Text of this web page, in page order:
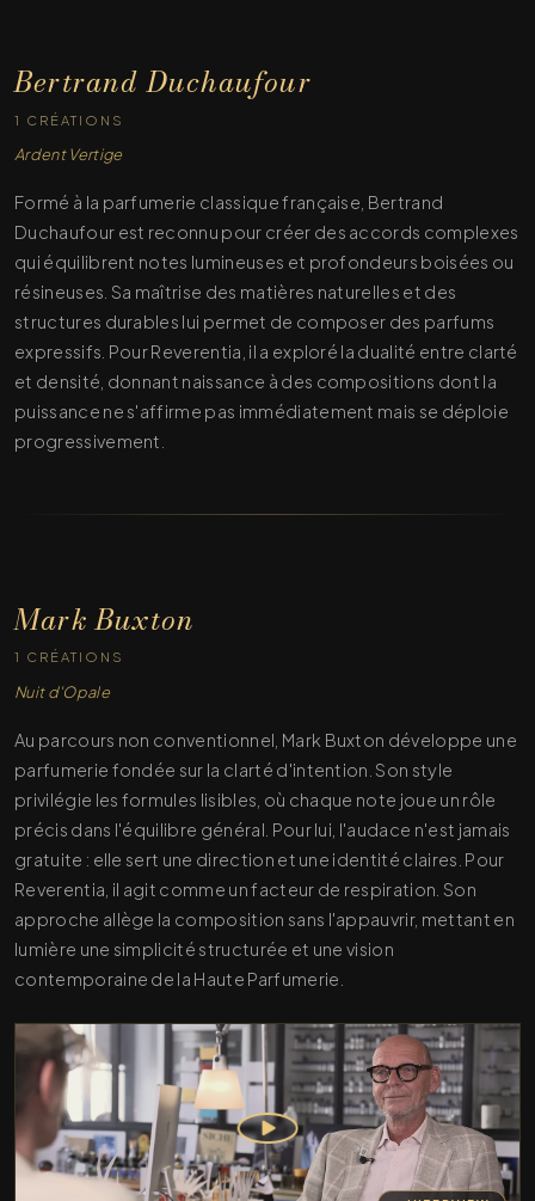
Bertrand Duchaufour
1 CRÉATIONS
Ardent Vertige
Formé à la parfumerie classique française, Bertrand
Duchaufour est reconnu pour créer des accords complexes
qui équilibrent notes lumineuses et profondeurs boisées ou
résineuses. Sa maîtrise des matières naturelles et des
structures durables lui permet de composer des parfums
expressifs. Pour Reverentia, il a exploré la dualité entre clarté
et densité, donnant naissance à des compositions dont la
puissance ne s'affirme pas immédiatement mais se déploie
progressivement.
Mark Buxton
1 CRÉATIONS
Nuit d'Opale
Au parcours non conventionnel, Mark Buxton développe une
parfumerie fondée sur la clarté d'intention. Son style
privilégie les formules lisibles, où chaque note joue un rôle
précis dans l'équilibre général. Pour lui, l'audace n'est jamais
gratuite : elle sert une direction et une identité claires. Pour
Reverentia, il agit comme un facteur de respiration. Son
approche allège la composition sans l'appauvrir, mettant en
lumière une simplicité structurée et une vision
contemporaine de la Haute Parfumerie.